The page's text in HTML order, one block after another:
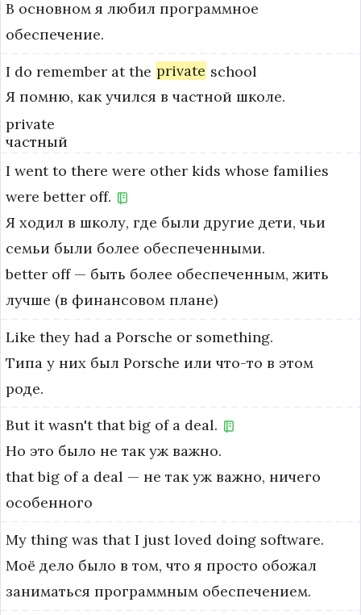
В основном я любил программное
обеспечение.
I do remember at the private school
Я помню, как учился в частной школе.
private
частный
I went to there were other kids whose families
were better off.
Я ходил в школу, где были другие дети, чьи
семьи были более обеспеченными.
better off — быть более обеспеченным, жить
лучше (в финансовом плане)
Like they had a Porsche or something.
Типа у них был Porsche или что-то в этом
роде.
But it wasn't that big of a deal.
Но это было не так уж важно.
that big of a deal — не так уж важно, ничего
особенного
My thing was that I just loved doing software.
Моё дело было в том, что я просто обожал
заниматься программным обеспечением.